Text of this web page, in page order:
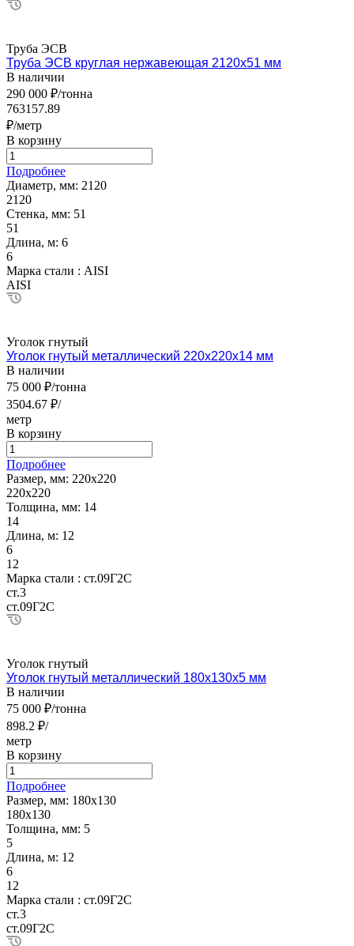
Труба ЭСВ
Труба ЭСВ круглая нержавеющая 2120х51 мм
В наличии
290 000 ₽/тонна
763157.89
₽/метр
В корзину
Подробнее
Диаметр, мм: 2120
2120
Стенка, мм: 51
51
Длина, м: 6
6
Марка стали : AISI
AISI
Уголок гнутый
Уголок гнутый металлический 220х220х14 мм
В наличии
75 000 ₽/тонна
3504.67 ₽/
метр
В корзину
Подробнее
Размер, мм: 220х220
220х220
Толщина, мм: 14
14
Длина, м: 12
6
12
Марка стали : ст.09Г2С
ст.3
ст.09Г2С
Уголок гнутый
Уголок гнутый металлический 180х130х5 мм
В наличии
75 000 ₽/тонна
898.2 ₽/
метр
В корзину
Подробнее
Размер, мм: 180х130
180х130
Толщина, мм: 5
5
Длина, м: 12
6
12
Марка стали : ст.09Г2С
ст.3
ст.09Г2С